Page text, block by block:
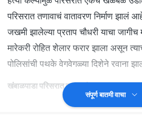
परिसरात तणावाचं वातावरण निर्माण झालं
जखमी झालेल्या प्रताप चौधरी याचा
मारेकरी रोहित शेलार फरार झाला असून
पोलिसांची पथके वेगवेगळ्या दिशेने रवाना
खंबाळपाडा परिसरात तणावाचं वातावरण
खंबाळपाडा येथे राहणाऱ्या चौधरी आणि
संपूर्ण बातमी वाचा